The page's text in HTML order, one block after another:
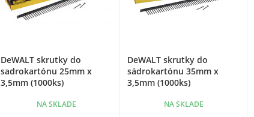
DeWALT skrutky do
sadrokartónu 25mm x
3,5mm (1000ks)
NA SKLADE
DeWALT skrutky do
sádrokartónu 35mm x
3,5mm (1000ks)
NA SKLADE